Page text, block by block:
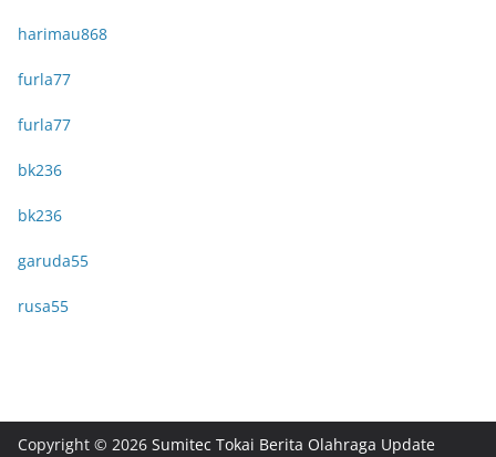
harimau868
furla77
furla77
bk236
bk236
garuda55
rusa55
Copyright © 2026 Sumitec Tokai Berita Olahraga Update